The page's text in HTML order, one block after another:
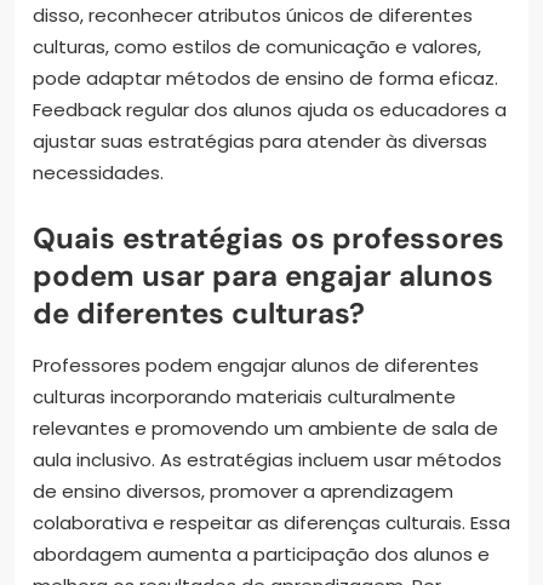
disso, reconhecer atributos únicos de diferentes
culturas, como estilos de comunicação e valores,
pode adaptar métodos de ensino de forma eficaz.
Feedback regular dos alunos ajuda os educadores a
ajustar suas estratégias para atender às diversas
necessidades.
Quais estratégias os professores
podem usar para engajar alunos
de diferentes culturas?
Professores podem engajar alunos de diferentes
culturas incorporando materiais culturalmente
relevantes e promovendo um ambiente de sala de
aula inclusivo. As estratégias incluem usar métodos
de ensino diversos, promover a aprendizagem
colaborativa e respeitar as diferenças culturais. Essa
abordagem aumenta a participação dos alunos e